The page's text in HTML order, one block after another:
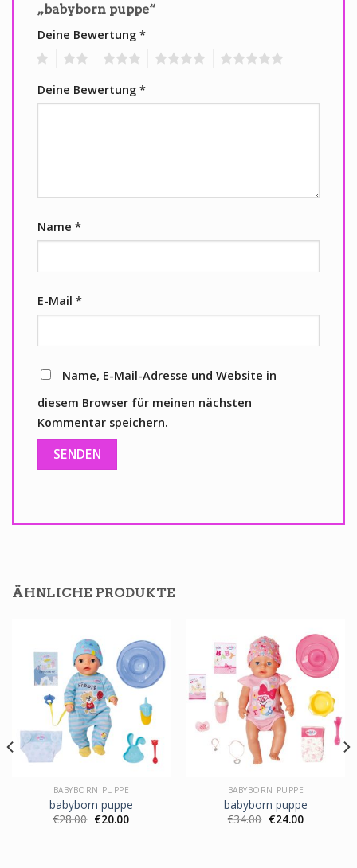
„babyborn puppe“
Deine Bewertung *
Deine Bewertung *
Name *
E-Mail *
Name, E-Mail-Adresse und Website in
diesem Browser für meinen nächsten
Kommentar speichern.
ÄHNLICHE PRODUKTE
BABYBORN PUPPE
babyborn puppe
€28.00 €20.00
BABYBORN PUPPE
babyborn puppe
€34.00 €24.00